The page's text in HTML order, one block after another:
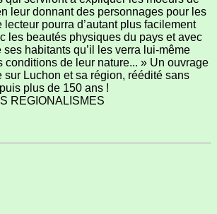
leur donnant des personnages pour les
lecteur pourra d’autant plus facilement
les beautés physiques du pays et avec
ses habitants qu’il les verra lui-même
conditions de leur nature... » Un ouvrage
sur Luchon et sa région, réédité sans
plus de 150 ans !
REGIONALISMES